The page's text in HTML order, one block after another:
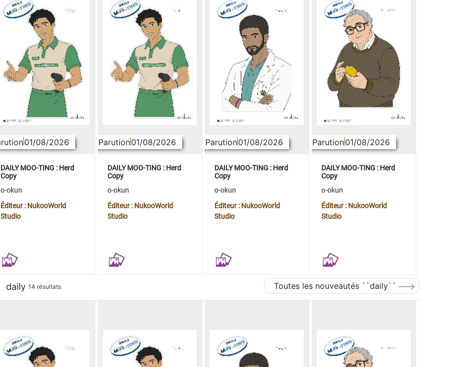
01/08/2026
DAILY MOO-TING : Herd
Copy
o-okun
Éditeur : NukooWorld
Studio
Parution01/08/2026
DAILY MOO-TING : Herd
Copy
o-okun
Éditeur : NukooWorld
Studio
Parution01/08/2026
DAILY MOO-TING : Herd
Copy
o-okun
Éditeur : NukooWorld
Studio
Parution01/08/2026
DAILY MOO-TING : Herd
Copy
o-okun
Éditeur : NukooWorld
Studio
daily 14 résultats Toutes les nouveautés ``daily``